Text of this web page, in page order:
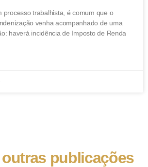
processo trabalhista, é comum que o
venha acompanhado de uma
haverá incidência de Imposto de Renda
publicações